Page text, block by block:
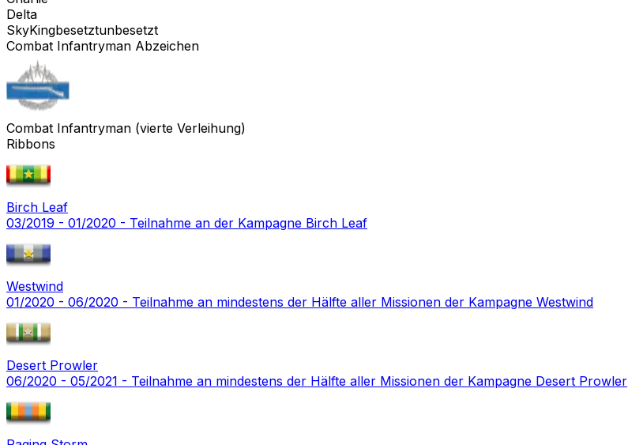
Delta
SkyKingbesetztunbesetzt
Combat Infantryman Abzeichen
Combat Infantryman (vierte Verleihung)
Ribbons
Birch Leaf
03/2019 - 01/2020 - Teilnahme an der Kampagne Birch Leaf
Westwind
01/2020 - 06/2020 - Teilnahme an mindestens der Hälfte aller Missionen der Kampagne Westwind
Desert Prowler
06/2020 - 05/2021 - Teilnahme an mindestens der Hälfte aller Missionen der Kampagne Desert Prowler